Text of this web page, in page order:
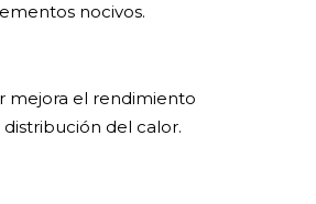
nocivos.
mejora el rendimiento
del calor.